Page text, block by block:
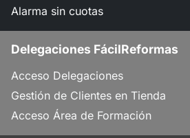
Alarma sin cuotas
Delegaciones FácilReformas
Acceso Delegaciones
Gestión de Clientes en Tienda
Acceso Área de Formación